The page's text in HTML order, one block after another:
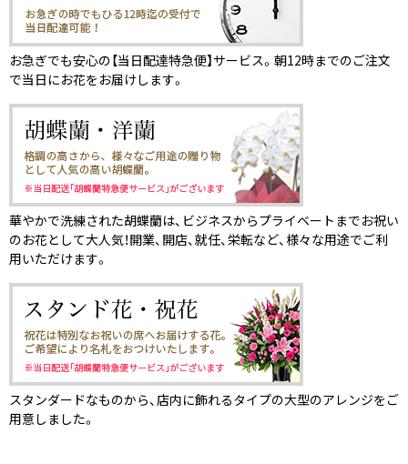
お急ぎでも安心の【当日配達特急便】サービス。朝12時までのご注文
で当日にお花をお届けします。
華やかで洗練された胡蝶蘭は、ビジネスからプライベートまでお祝い
のお花として大人気！開業、開店、就任、栄転など、様々な用途でご利
用いただけます。
スタンダードなものから、店内に飾れるタイプの大型のアレンジをご
用意しました。